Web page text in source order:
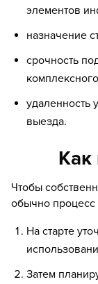
элементов
назначение
срочность
удаленность
выезда.
Как
Чтобы
обычно процесс
На старте
Затем